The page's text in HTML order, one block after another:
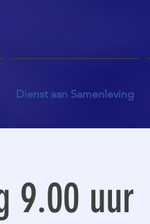
Dienst aan Samenleving
9.00 uur